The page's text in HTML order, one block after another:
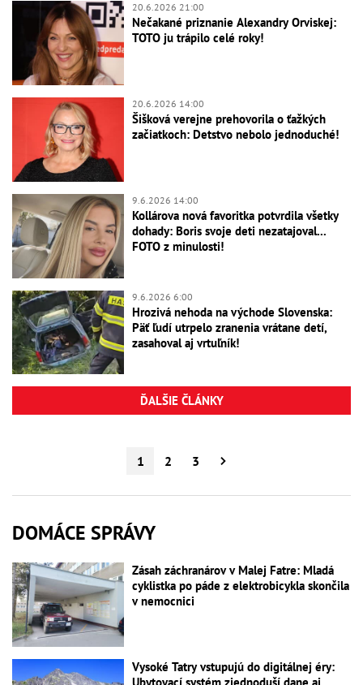
20.6.2026 21:00
Nečakané priznanie Alexandry Orviskej:
TOTO ju trápilo celé roky!
20.6.2026 14:00
Šišková verejne prehovorila o ťažkých
začiatkoch: Detstvo nebolo jednoduché!
9.6.2026 14:00
Kollárova nová favoritka potvrdila všetky
dohady: Boris svoje deti nezatajoval...
FOTO z minulosti!
9.6.2026 6:00
Hrozivá nehoda na východe Slovenska:
Päť ľudí utrpelo zranenia vrátane detí,
zasahoval aj vrtuľník!
ĎALŠIE ČLÁNKY
1 2 3
DOMÁCE SPRÁVY
Zásah záchranárov v Malej Fatre: Mladá
cyklistka po páde z elektrobicykla skončila
v nemocnici
Vysoké Tatry vstupujú do digitálnej éry: